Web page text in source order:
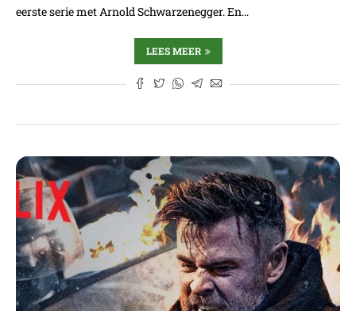
eerste serie met Arnold Schwarzenegger. En…
LEES MEER